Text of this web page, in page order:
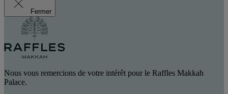
Fermer
Nous vous remercions de votre intérêt pour le Raffles Makkah
Palace.